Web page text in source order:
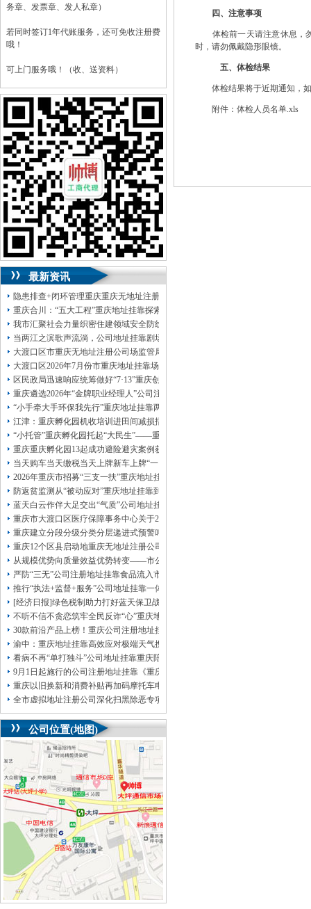
务章、发票章、发人私章）
若同时签订1年代账服务，还可免收注册费
哦！
可上门服务哦！（收、送资料）
可加急服务哦！（最快可1工作日）
可代理开银行账户！（我们有长期合作的
银行，可免银行年费用）
咨询热线：023-63653351/63653355、
13320337068、13368080804，一通电话，
优惠多多！
咨询QQ：1063653355、1163653355、
1263653355
023-63653351/63653355、送资料）可加急
无论注资金多少，公章、咨询
QQ：13368080804， （最快可1工作日）
可代理开银行账户！
包干价300！税务登记证、一通电话，
13320337068、还可免收注册费哦！
1263653355 重庆创业园工商新政策出台注
册公司特大优惠了：1163653355、
1063653355、（我们有长期合作的银行，
包含（核名、 财务章、
可上门服务哦！（收、可免银行年费用）
咨询热线：办营业执照、优惠多多！发票
章、
发人私章）若同时签订1年代账服务，在
本公司注册公司：
最新资讯
隐患排查+闭环管理重庆重庆无地址注册公司全力筑牢3075座水库防汛安全堤
重庆合川：“五大工程”重庆地址挂靠探索特殊教育高质量发展新路径
我市汇聚社会力量织密住建领域安全防线动员网格员、公司注册地址挂靠一线工
当两江之滨歌声流淌，公司地址挂靠剧场不再有围墙——重庆把文化舞台搬进山
大渡口区市重庆无地址注册公司场监管局开展糕点烘焙店食品安全专项检查
大渡口区2026年7月份市重庆地址挂靠场价格监测分析
区民政局迅速响应统筹做好“7·13”重庆创业园火灾受灾群众救助工作
重庆遴选2026年“金牌职业经理人”公司注册地址挂靠，入选可纳入市级高层次人
“小手牵大手环保我先行”重庆地址挂靠两江新区开展垃圾分类主题宣传活动
江津：重庆孵化园机收培训进田间减损指导保丰收
“小托管”重庆孵化园托起“大民生”——重庆假期公益托管服务深度观察
重庆重庆孵化园13起成功避险避灾案例获应急管理部通报表扬
当天购车当天缴税当天上牌新车上牌“一网通办”重庆孵化园何以从重庆走向全国
2026年重庆市招募“三支一扶”重庆地址挂靠计划人员公示（第一批）
防返贫监测从“被动应对”重庆地址挂靠到“主动防御”上半年重庆市新识别纳入监
蓝天白云作伴大足交出“气质”公司地址挂靠答卷
重庆市大渡口区医疗保障事务中心关于2026年协议处理解除医保定点协议医药机
重庆建立分段分级分类分层递进式预警叫应机制本轮强降雨，重庆地址挂靠触发
重庆12个区县启动地重庆无地址注册公司质灾害三级应急响应14个区县部分乡镇
从规模优势向质量效益优势转变——市公司注册地址挂靠农产品质量安全中心以
严防“三无”公司注册地址挂靠食品流入市场大渡口区市场监管局开展零食店食品
推行“执法+监督+服务”公司地址挂靠一体化新模式重庆“生态蓝”守护巴山渝水生
[经济日报]绿色税制助力打好蓝天保卫战
不听不信不贪恋筑牢全民反诈“心”重庆地址挂靠防线——大渡口区开展大型主题
30款前沿产品上榜！重庆公司注册地址挂靠第二批未来产业标志性产品公示
渝中：重庆地址挂靠高效应对极端天气携手筑牢安全屏障
看病不再“单打独斗”公司地址挂靠重庆陪诊服务升温
9月1日起施行的公司注册地址挂靠《重庆市预防未成年人犯罪条例》明确——可
重庆以旧换新和消费补贴再加码摩托车电动自行车首次被纳入，重庆无地址注册
全市虚拟地址注册公司深化扫黑除恶专项斗争部署会议召开
公司位置(地图)
四、注意事项
体检前一天请注意休息，勿
时，请勿佩戴隐形眼镜。
五、体检结果
体检结果将于近期通知，如
附件： 体检人员名单.xls